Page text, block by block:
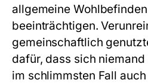
allgemeine
beeinträchtigen.
gemeinschaftlich
dafür, dass sich
im schlimmsten Fall